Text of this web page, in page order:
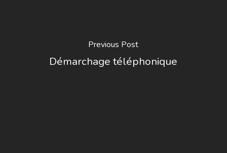
Previous Post
Démarchage téléphonique